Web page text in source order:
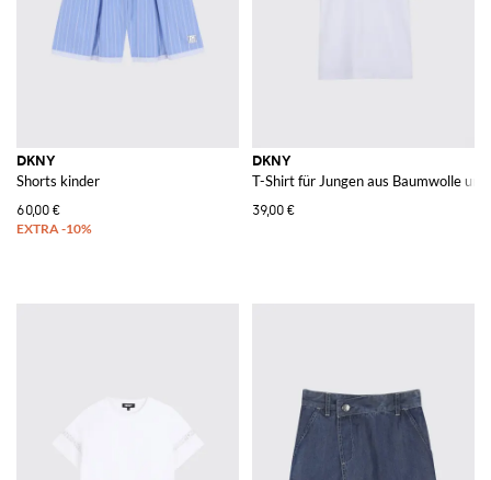
DKNY
Shorts kinder
60,00 €
DKNY
T-Shirt für Jungen aus Baumwolle
39,00 €